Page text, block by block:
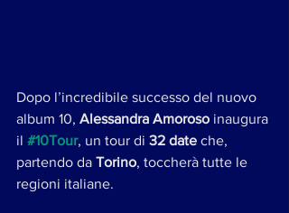
Dopo l’incredibile successo del nuovo
album 10, Alessandra Amoroso inaugura
il #10Tour, un tour di 32 date che,
partendo da Torino, toccherà tutte le
regioni italiane.